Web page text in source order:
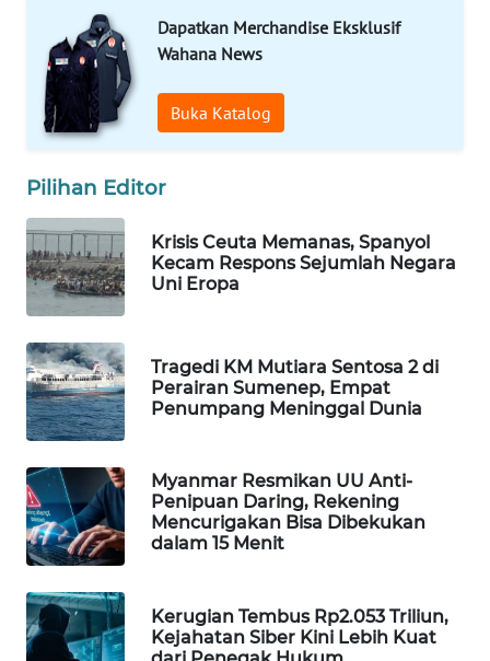
Dapatkan Merchandise Eksklusif
Wahana News
Buka Katalog
Pilihan Editor
Krisis Ceuta Memanas, Spanyol
Kecam Respons Sejumlah Negara
Uni Eropa
Tragedi KM Mutiara Sentosa 2 di
Perairan Sumenep, Empat
Penumpang Meninggal Dunia
Myanmar Resmikan UU Anti-
Penipuan Daring, Rekening
Mencurigakan Bisa Dibekukan
dalam 15 Menit
Kerugian Tembus Rp2.053 Triliun,
Kejahatan Siber Kini Lebih Kuat
WAHANA
OTOMOTIF
WAHANA
HEALTH
WAHANA
DESA
WISATA
LAPAK
WAHANA
Wahana
Network
LISTRIK
MASYARAKAT
KELISTRIKAN
WALINKI
ID